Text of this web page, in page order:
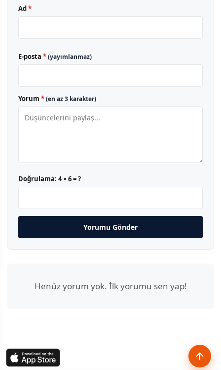
Ad*
E-posta *(yayımlanmaz)
Yorum *(en az 3 karakter)
Doğrulama: 4 × 6 = ?
Yorumu Gönder
Henüz yorum yok. İlk yorumu sen yap!